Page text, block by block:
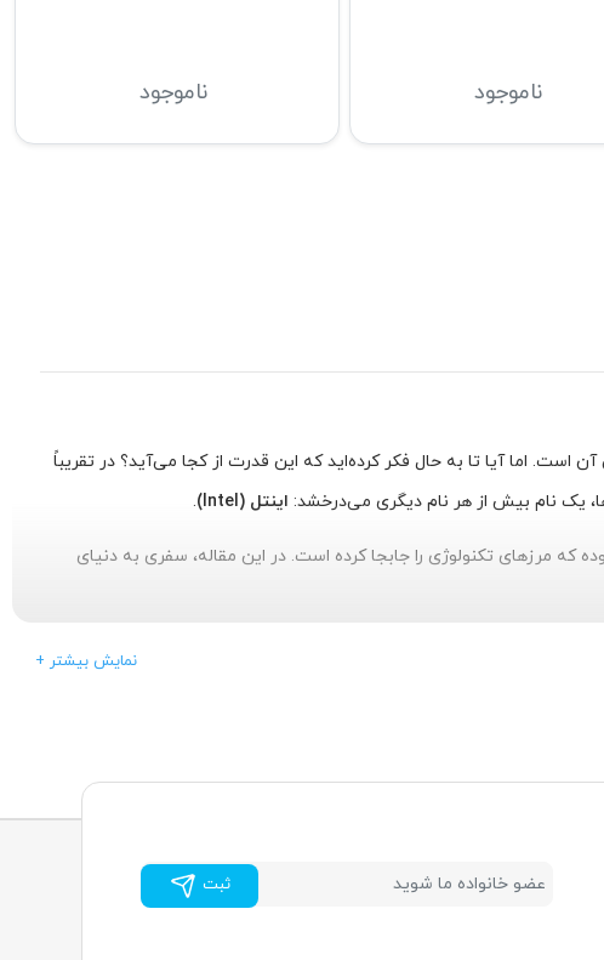
ناموجود ناموجود
اما آیا تا به حال فکر کرده‌اید که این قدرت از کجا می‌آید؟ در تقریباً
یک نام بیش از هر نام دیگری می‌درخشد: اینتل (Intel) .
که مرزهای تکنولوژی را جابجا کرده است. در این مقاله، سفری به دنیای
هر دو سال یک‌بار دو برابر خواهد شد. اینتل برای دهه‌ها به این قانون
+ نمایش بیشتر
ثبت